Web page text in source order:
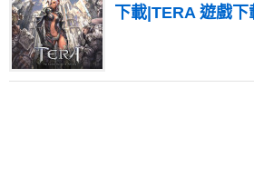
下載|TERA 遊戲下